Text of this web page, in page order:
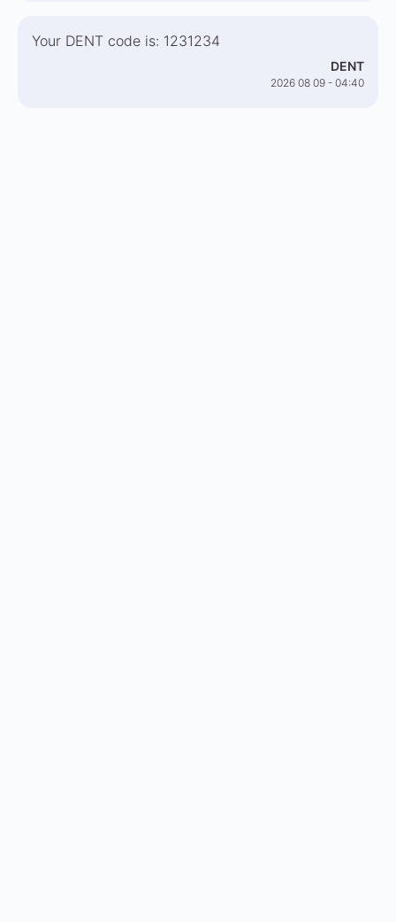
Your DENT code is: 1231234
DENT
2026 08 09 - 04:40